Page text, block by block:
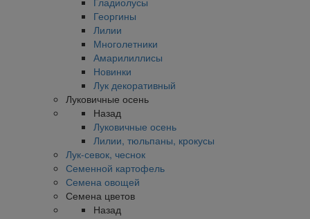
Георгины
Лилии
Многолетники
Амарилиллисы
Новинки
Лук декоративный
Луковичные осень
Назад
Луковичные осень
Лилии, тюльпаны, крокусы
Лук-севок, чеснок
Семенной картофель
Семена овощей
Семена цветов
Назад